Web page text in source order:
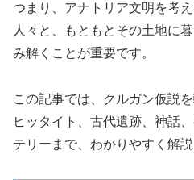
つまり、アナトリア文明を考
人々と、もともとその土地に
み解くことが重要です。
この記事では、クルガン仮説
ヒッタイト、古代遺跡、神話
テリーまで、わかりやすく解説